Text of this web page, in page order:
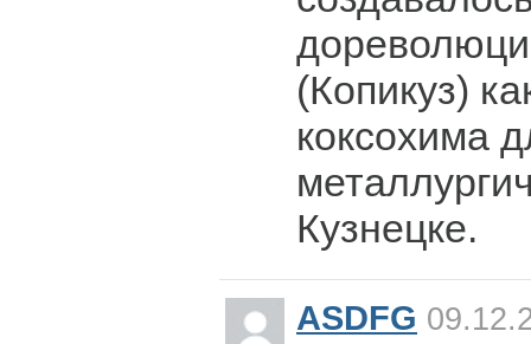
(Копикуз)
коксохима
Кузнецке.
ASDFG